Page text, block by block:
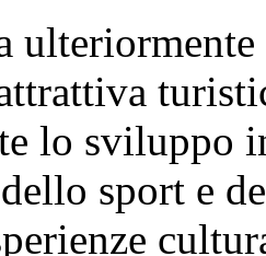
lo sviluppo
sport e